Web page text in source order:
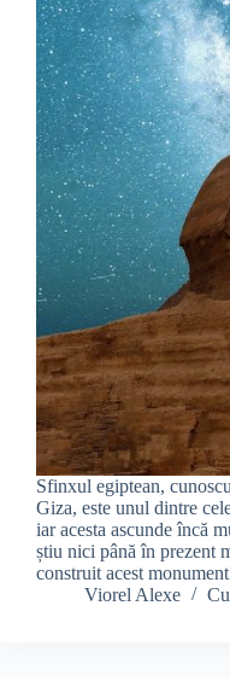
Sfinxul egiptean,
Giza, este unul dintre
iar acesta ascunde încă
știu nici până în prezent
construit acest
Viorel Alexe